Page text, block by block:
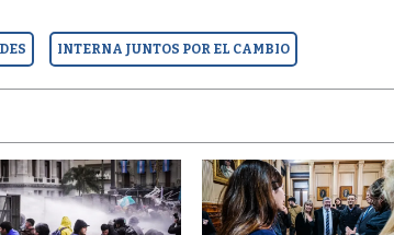
INTERNA JUNTOS POR EL CAMBIO